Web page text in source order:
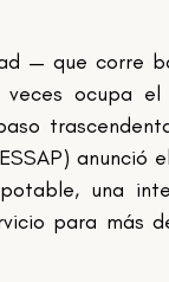
— que corre
ocupa
una
para más